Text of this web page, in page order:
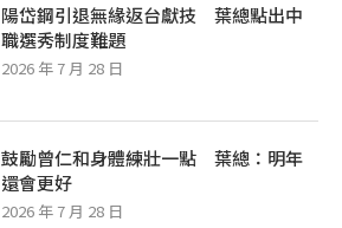
陽岱鋼引退無緣返台獻技 葉總點出中
職選秀制度難題
2026 年 7 月 28 日
鼓勵曾仁和身體練壯一點 葉總：明年
還會更好
2026 年 7 月 28 日